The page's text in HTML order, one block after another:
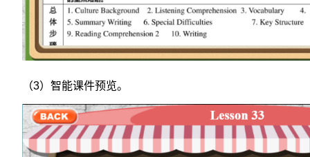
（3）智能课件预览。